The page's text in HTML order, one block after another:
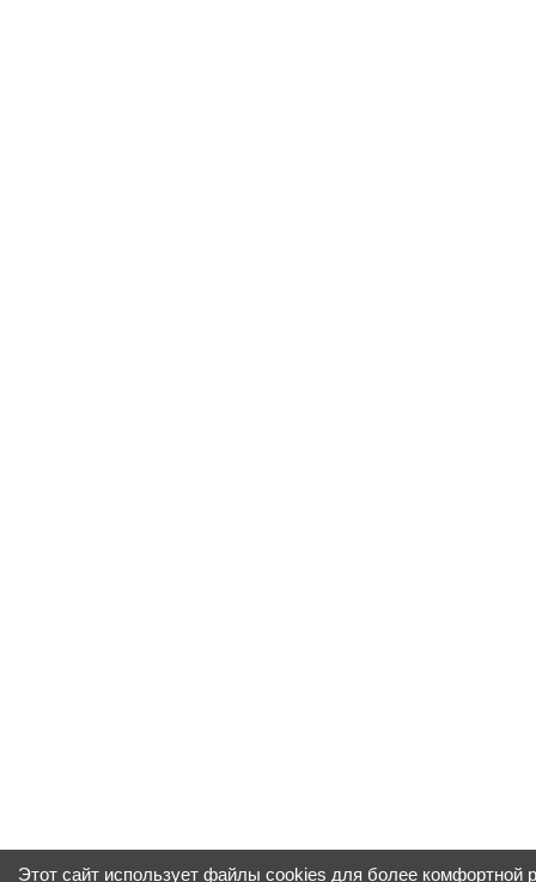
Этот сайт использует файлы cookies для более комфортной